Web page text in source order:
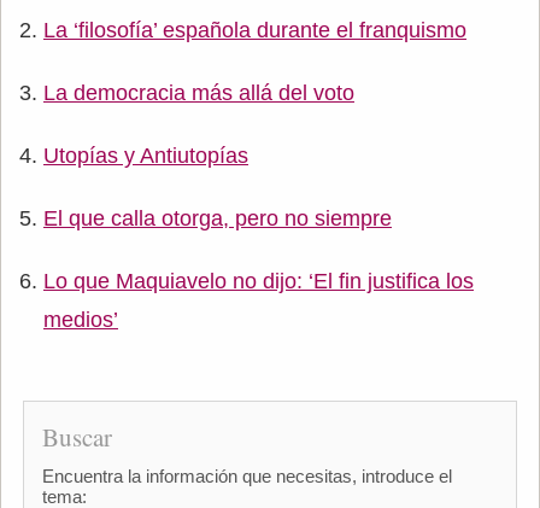
La ‘filosofía’ española durante el franquismo
La democracia más allá del voto
Utopías y Antiutopías
El que calla otorga, pero no siempre
Lo que Maquiavelo no dijo: ‘El fin justifica los
medios’
Buscar
Encuentra la información que necesitas, introduce el
tema: